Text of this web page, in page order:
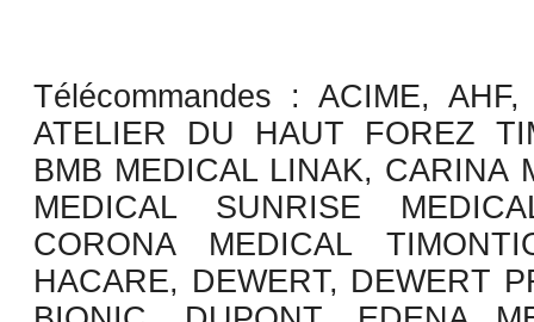
Télécommandes : ACIME,
ATELIER DU HAUT FOREZ
BMB MEDICAL LINAK, CARINA
MEDICAL SUNRISE
CORONA MEDICAL
HACARE, DEWERT, DEWERT